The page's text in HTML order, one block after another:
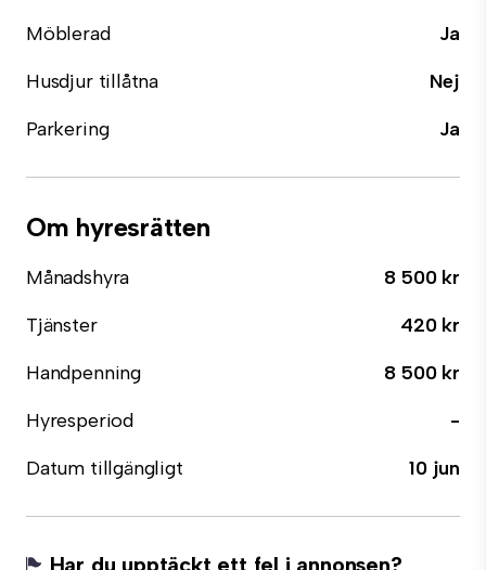
Möblerad
Ja
Husdjur tillåtna
Nej
Parkering
Ja
Om hyresrätten
Månadshyra
8 500 kr
Tjänster
420 kr
Handpenning
8 500 kr
Hyresperiod
-
Datum tillgängligt
10 jun